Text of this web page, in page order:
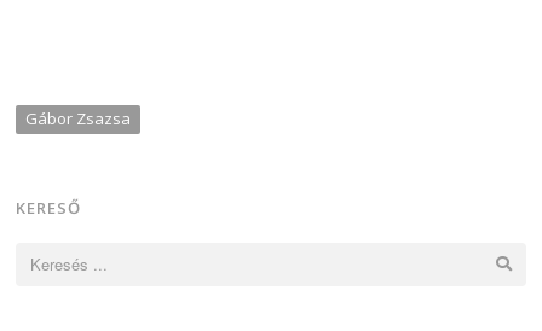
Gábor Zsazsa
KERESŐ
Keresés: